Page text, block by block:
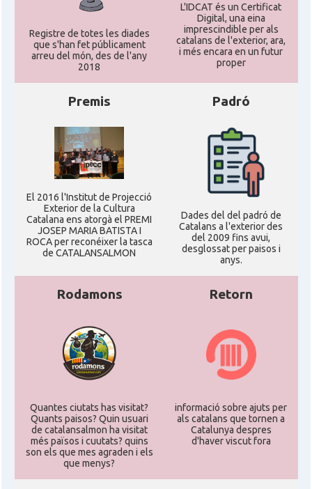
Registre de totes les diades
que s'han fet públicament
arreu del món, des de l'any
2018
L'IDCAT és un Certificat
Digital, una eina
imprescindible per als
catalans de l'exterior, ara,
i més encara en un futur
proper
Premis
El 2016 l'Institut de Projecció
Exterior de la Cultura
Catalana ens atorgà el PREMI
JOSEP MARIA BATISTA I
ROCA per reconéixer la tasca
de CATALANSALMON
Padró
Dades del del padró de
Catalans a l'exterior des
del 2009 fins avui,
desglossat per paisos i
anys.
Rodamons
Quantes ciutats has visitat?
Quants paisos? Quin usuari
de catalansalmon ha visitat
més països i cuutats? quins
son els que mes agraden i els
que menys?
Retorn
informació sobre ajuts per
als catalans que tornen a
Catalunya despres
d'haver viscut fora